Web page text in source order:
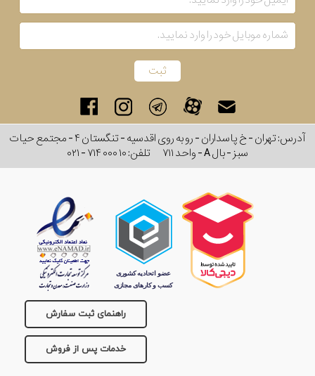
موتور
رنگ
آدرس: تهران - خ پاسداران - رو به روی اقدسیه - تنگستان ۴ - مجتمع حیات
سبز - بال A - واحد ۷۱۱
تلفن:۰۲۱ - ۷۱۴ ۰۰۰ ۱۰
راهنمای ثبت سفارش
خدمات پس از فروش